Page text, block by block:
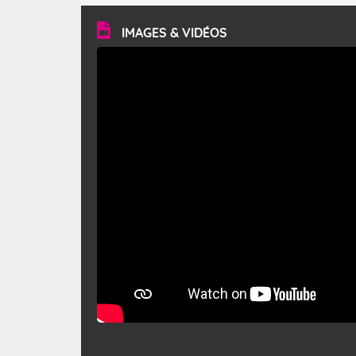
vitesse moyenne de 50 km/h et atteindre 80 à 100 km/h
en rafales, parfois davantage. Il parcourt la basse vallée
du Rhône et la Provence et envahit le littoral
méditerranéen à partir de la Camargue.
IMAGES & VIDÉOS